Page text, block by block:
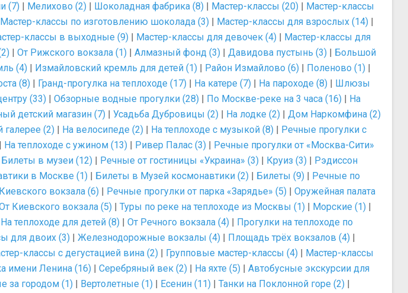
(7) | Мелихово (2) | Шоколадная фабрика (8) | Мастер-классы (20) | Мастер-классы
Мастер-классы по изготовлению шоколада (3) | Мастер-классы для взрослых (14) |
классы в выходные (9) | Мастер-классы для девочек (4) | Мастер-классы для
| От Рижского вокзала (1) | Алмазный фонд (3) | Давидова пустынь (3) | Большой
(4) | Измайловский кремль для детей (1) | Район Измайлово (6) | Поленово (1) |
(8) | Гранд-прогулка на теплоходе (17) | На катере (7) | На пароходе (8) | Шлюзы
(33) | Обзорные водные прогулки (28) | По Москве-реке на 3 часа (16) | На
детский магазин (7) | Усадьба Дубровицы (2) | На лодке (2) | Дом Наркомфина (2)
галерее (2) | На велосипеде (2) | На теплоходе с музыкой (8) | Речные прогулки с
| На теплоходе с ужином (13) | Ривер Палас (3) | Речные прогулки от «Москва-Сити»
Билеты в музеи (12) | Речные от гостиницы «Украина» (3) | Круиз (3) | Рэдиссон
в Москве (1) | Билеты в Музей космонавтики (2) | Билеты (9) | Речные по
вокзала (6) | Речные прогулки от парка «Зарядье» (5) | Оружейная палата
Киевского вокзала (5) | Туры по реке на теплоходе из Москвы (1) | Морские (1) |
На теплоходе для детей (8) | От Речного вокзала (4) | Прогулки на теплоходе по
для двоих (3) | Железнодорожные вокзалы (4) | Площадь трёх вокзалов (4) |
классы с дегустацией вина (2) | Групповые мастер-классы (4) | Мастер-классы
имени Ленина (16) | Серебряный век (2) | На яхте (5) | Автобусные экскурсии для
за городом (1) | Вертолетные (1) | Есенин (11) | Танки на Поклонной горе (2) |